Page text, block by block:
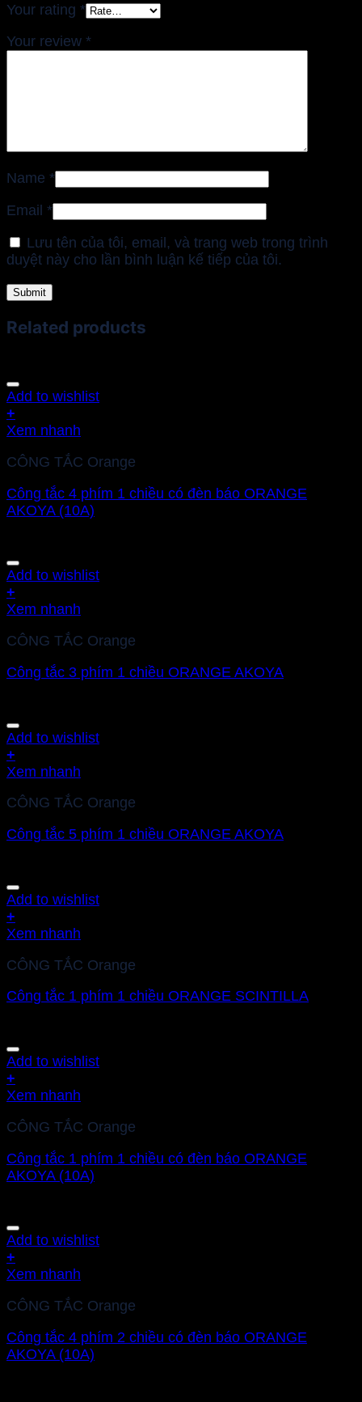
Your rating *
Your review *
Name *
Email *
Lưu tên của tôi, email, và trang web trong trình
duyệt này cho lần bình luận kế tiếp của tôi.
Related products
Add to wishlist
+
Xem nhanh
CÔNG TẮC Orange
Công tắc 4 phím 1 chiều có đèn báo ORANGE
AKOYA (10A)
Add to wishlist
+
Xem nhanh
CÔNG TẮC Orange
Công tắc 3 phím 1 chiều ORANGE AKOYA
Add to wishlist
+
Xem nhanh
CÔNG TẮC Orange
Công tắc 5 phím 1 chiều ORANGE AKOYA
Add to wishlist
+
Xem nhanh
CÔNG TẮC Orange
Công tắc 1 phím 1 chiều ORANGE SCINTILLA
Add to wishlist
+
Xem nhanh
CÔNG TẮC Orange
Công tắc 1 phím 1 chiều có đèn báo ORANGE
AKOYA (10A)
Add to wishlist
+
Xem nhanh
CÔNG TẮC Orange
Công tắc 4 phím 2 chiều có đèn báo ORANGE
AKOYA (10A)